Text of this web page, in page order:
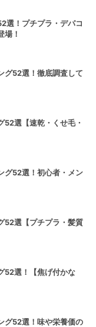
選！プチプラ・デパコ
場！
グ52選！徹底調査して
52選【速乾・くせ毛・
グ52選！初心者・メン
52選【プチプラ・髪質
52選！【焦げ付かな
グ52選！味や栄養価の